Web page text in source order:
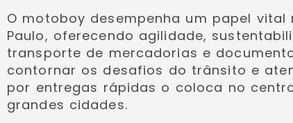
O motoboy desempenha um papel
Paulo, oferecendo agilidade,
transporte de mercadorias e
contornar os desafios do trânsito e
por entregas rápidas o coloca no
grandes cidades.